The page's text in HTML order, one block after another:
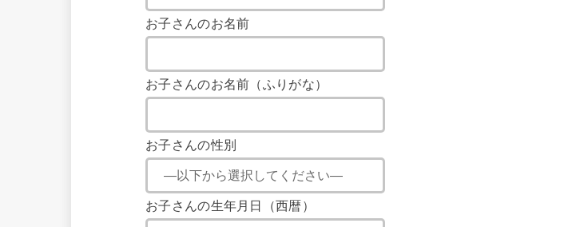
お子さんのお名前
お子さんのお名前（ふりがな）
お子さんの性別
お子さんの生年月日（西暦）